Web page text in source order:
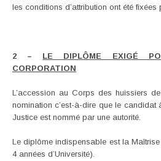
les conditions d’attribution ont été fixées
2 – LE DIPLÔME EXIGÉ
CORPORATION
L’accession au Corps des huissiers
nomination c’est-à-dire que le candidat
Justice est nommé par une autorité.
Le diplôme indispensable est la
4 années d’Université).